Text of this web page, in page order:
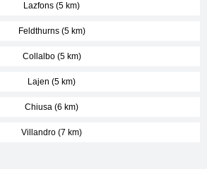
Lazfons (5 km)
Feldthurns (5 km)
Collalbo (5 km)
Lajen (5 km)
Chiusa (6 km)
Villandro (7 km)